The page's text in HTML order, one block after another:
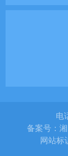
电
备案号：
网站标